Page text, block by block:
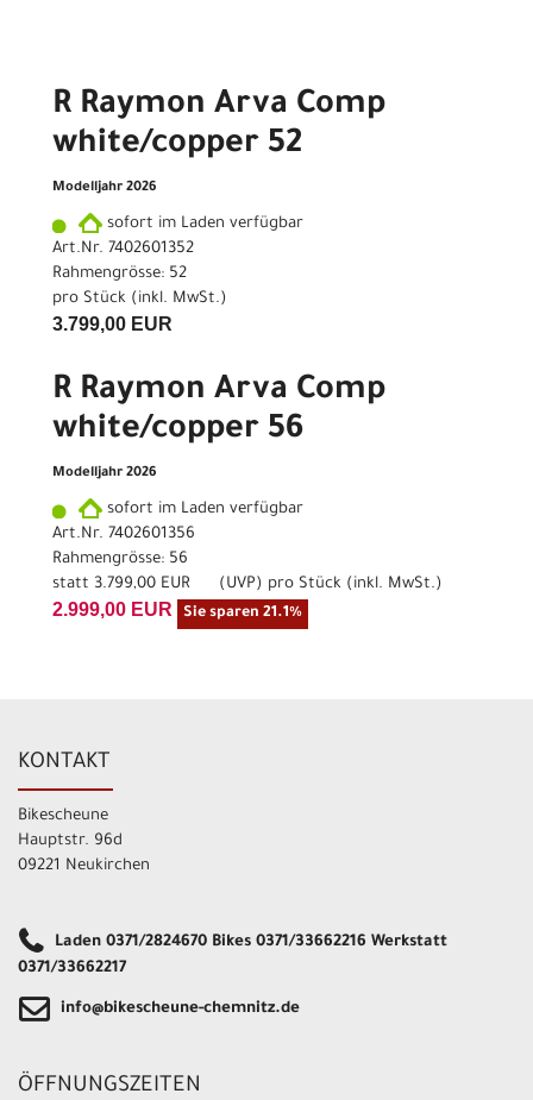
R Raymon Arva Comp
white/copper 52
Modelljahr 2026
sofort im Laden verfügbar
Art.Nr. 7402601352
Rahmengrösse: 52
pro Stück (inkl. MwSt.)
3.799,00 EUR
R Raymon Arva Comp
white/copper 56
Modelljahr 2026
sofort im Laden verfügbar
Art.Nr. 7402601356
Rahmengrösse: 56
statt 3.799,00 EUR ( UVP) pro Stück (inkl. MwSt.)
2.999,00 EUR Sie sparen 21.1%
KONTAKT
Bikescheune
Hauptstr. 96d
09221 Neukirchen
Laden 0371/2824670 Bikes 0371/33662216 Werkstatt
0371/33662217
info@bikescheune-chemnitz.de
ÖFFNUNGSZEITEN